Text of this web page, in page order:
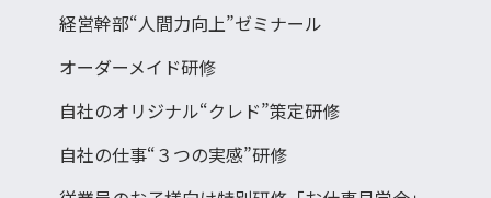
経営幹部“人間力向上”ゼミナール
オーダーメイド研修
自社のオリジナル“クレド”策定研修
自社の仕事“３つの実感”研修